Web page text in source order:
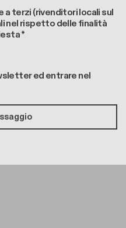
a terzi (rivenditori locali sul
nel rispetto delle finalità
*
ed entrare nel